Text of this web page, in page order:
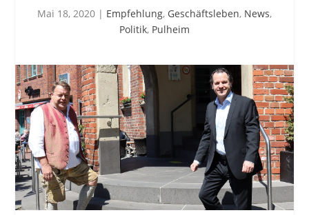
Mai 18, 2020 | Empfehlung, Geschäftsleben, News,
Politik, Pulheim